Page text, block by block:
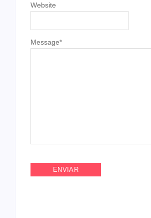
Message*
Website